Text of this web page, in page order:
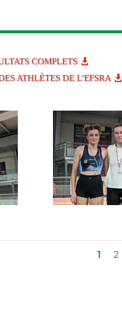
COMPLETS
ATHLÈTES DE L'EFSRA
1 2